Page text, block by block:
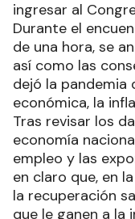
ingresar al
Durante el
de una hora, se
así como las
dejó la pandemia
económica, la
Tras revisar los
economía
empleo y las
en claro que, en
la recuperación
que le ganen a la